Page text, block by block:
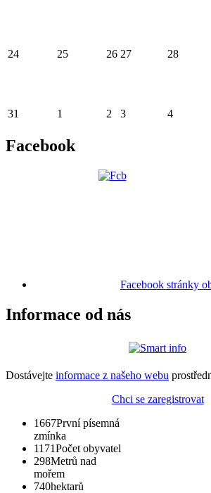
24 25 26 27 28
31 1 2 3 4
Facebook
Facebook stránky
Informace od nás
Dostávejte informace z našeho webu
Chci se zaregistrovat
1667První písemná
zmínka
1171Počet obyvatel
298Metrů nad
mořem
740hektarů